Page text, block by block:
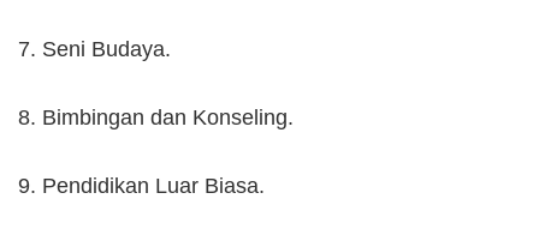
7. Seni Budaya.
8. Bimbingan dan Konseling.
9. Pendidikan Luar Biasa.